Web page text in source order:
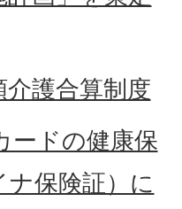
護合算制度
ードの健康保
保険証）に